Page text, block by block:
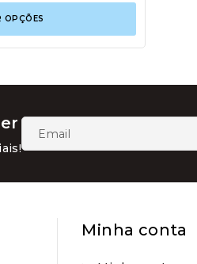
OPÇÕES
Este
tem
várias
na
do
Minha conta